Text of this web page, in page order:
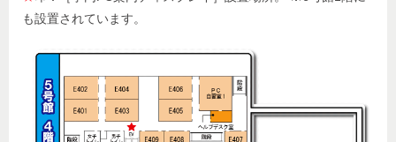
も設置されています。